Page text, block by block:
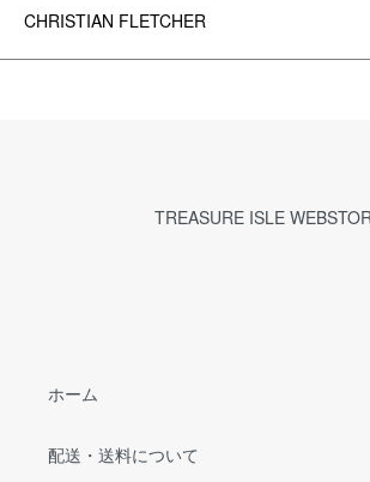
CHRISTIAN FLETCHER
TREASURE ISLE
ホーム
配送・送料について